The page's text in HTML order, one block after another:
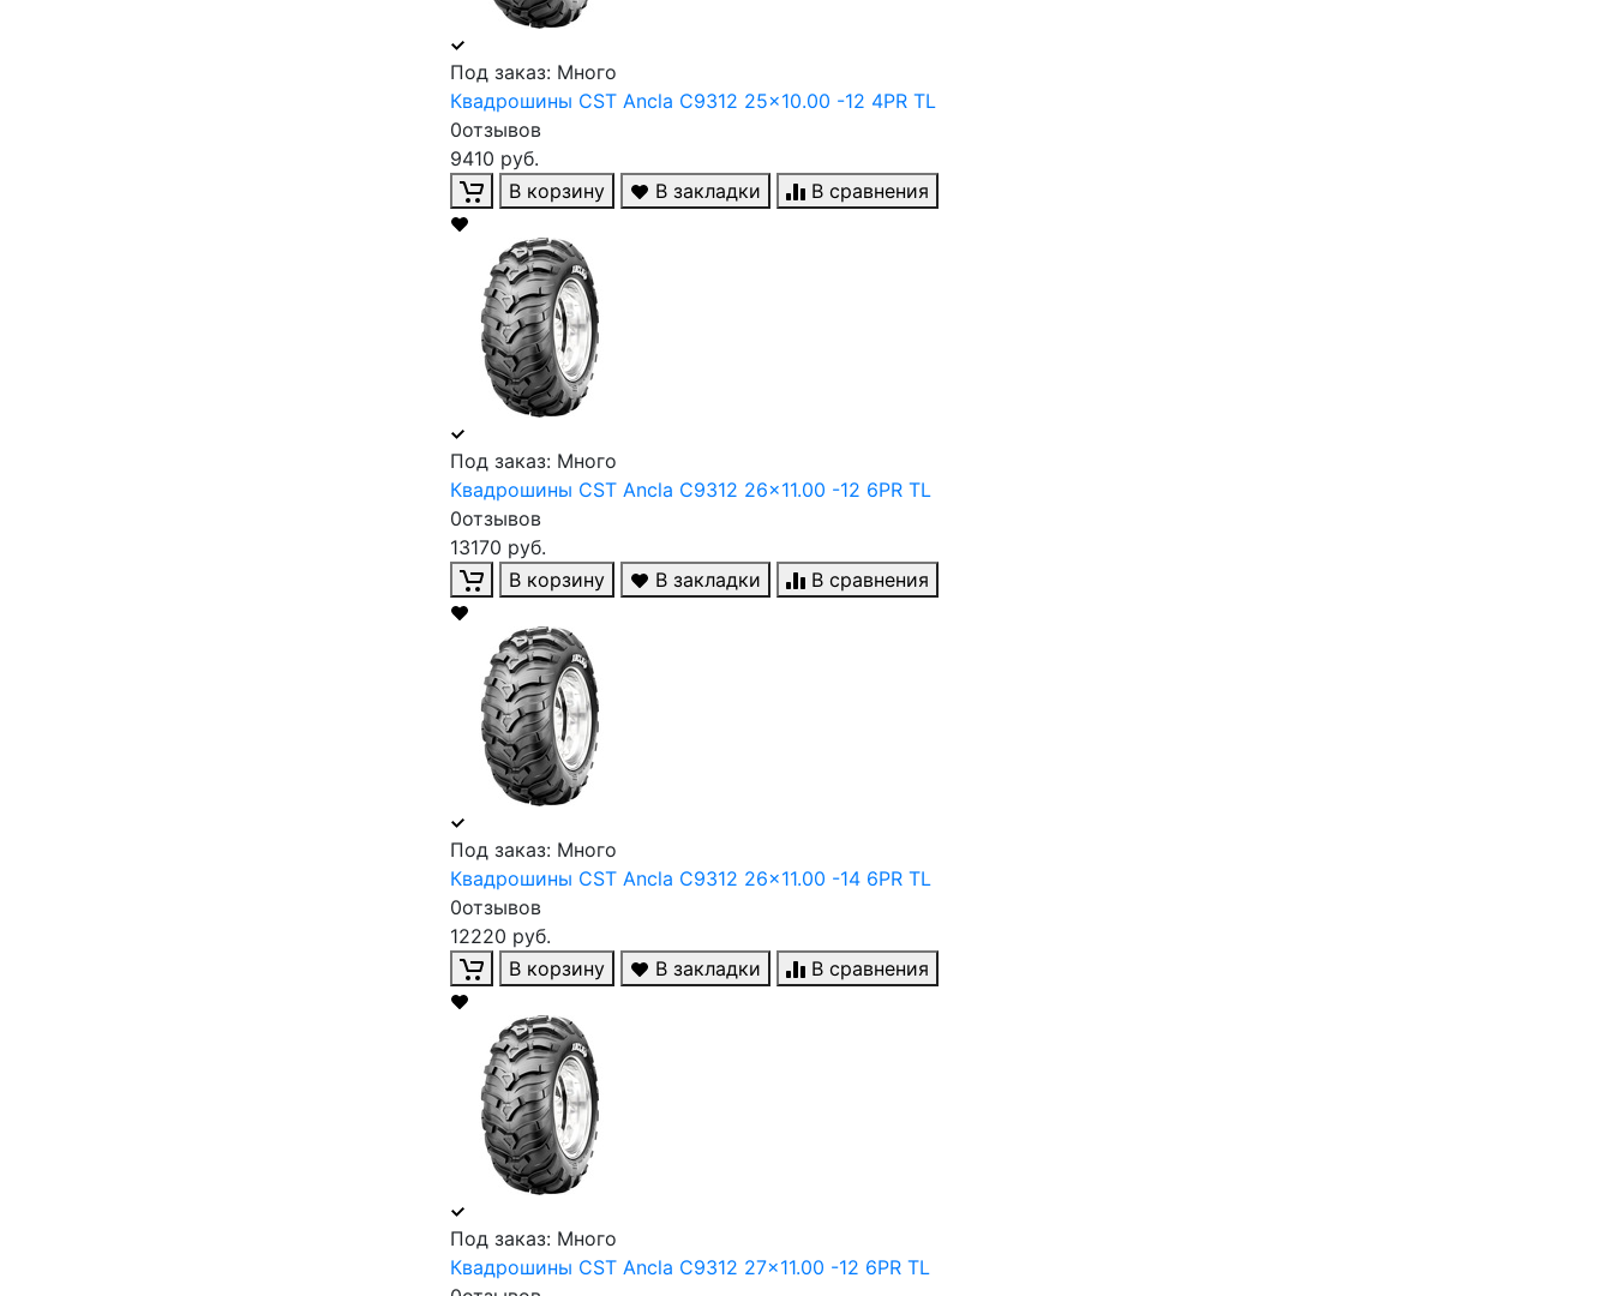
Под заказ: Много
Квадрошины CST Ancla C9312 25x10.00 -12 4PR TL
0отзывов
9410 руб.
В корзину
В закладки В сравнения
Под заказ: Много
Квадрошины CST Ancla C9312 26x11.00 -12 6PR TL
0отзывов
13170 руб.
В корзину
В закладки В сравнения
Под заказ: Много
Квадрошины CST Ancla C9312 26x11.00 -14 6PR TL
0отзывов
12220 руб.
В корзину
В закладки В сравнения
Под заказ: Много
Квадрошины CST Ancla C9312 27x11.00 -12 6PR TL